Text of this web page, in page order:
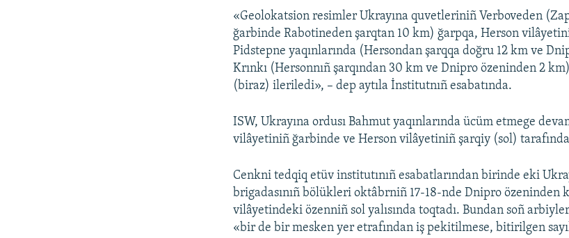
«Geolokatsion resimler Ukrayına quvetleriniñ Verboveden
ğarbinde Rabotineden şarqtan 10 km) ğarpqa, Herson
Pidstepne yaqınlarında (Hersondan şarqqa doğru 12 km ve
Krınkı (Hersonnıñ şarqından 30 km ve Dnipro özeninden 2
(biraz) ileriledi», – dep aytıla İnstitutnıñ esabatında.
ISW, Ukrayına ordusı Bahmut yaqınlarında ücüm etmege
vilâyetiniñ ğarbinde ve Herson vilâyetiniñ şarqiy (sol)
Cenkni tedqiq etüv institutınıñ esabatlarından birinde eki
brigadasınıñ bölükleri oktâbrniñ 17-18-nde Dnipro özeninden
vilâyetindeki özenniñ sol yalısında toqtadı. Bundan soñ
«bir de bir mesken yer etrafından iş pekitilmese, bitirilgen